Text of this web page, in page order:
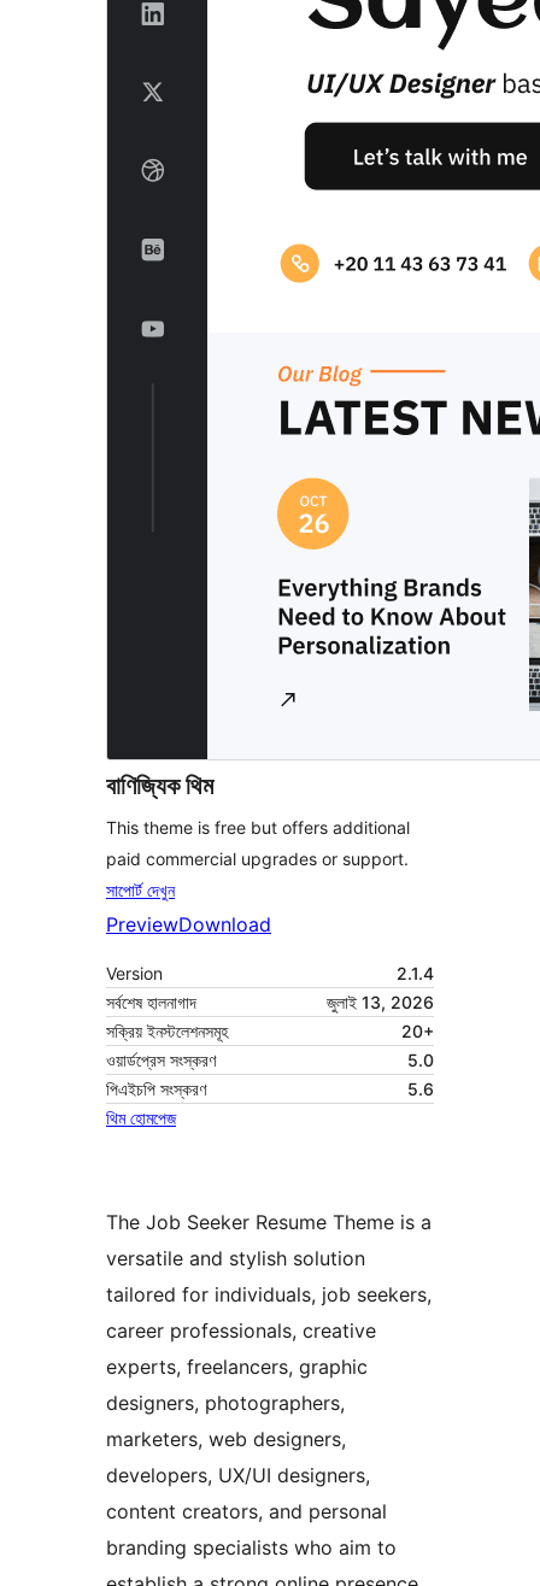
বাণিজ্যিক থিম
This theme is free but offers additional
paid commercial upgrades or support.
সাপোর্ট দেখুন
PreviewDownload
Version
2.1.4
সর্বশেষ হালনাগাদ
জুলাই 13, 2026
সক্রিয় ইনস্টলেশনসমূহ
20+
ওয়ার্ডপ্রেস সংস্করণ
5.0
পিএইচপি সংস্করণ
5.6
থিম হোমপেজ
The Job Seeker Resume Theme is a
versatile and stylish solution
tailored for individuals, job seekers,
career professionals, creative
experts, freelancers, graphic
designers, photographers,
marketers, web designers,
developers, UX/UI designers,
content creators, and personal
branding specialists who aim to